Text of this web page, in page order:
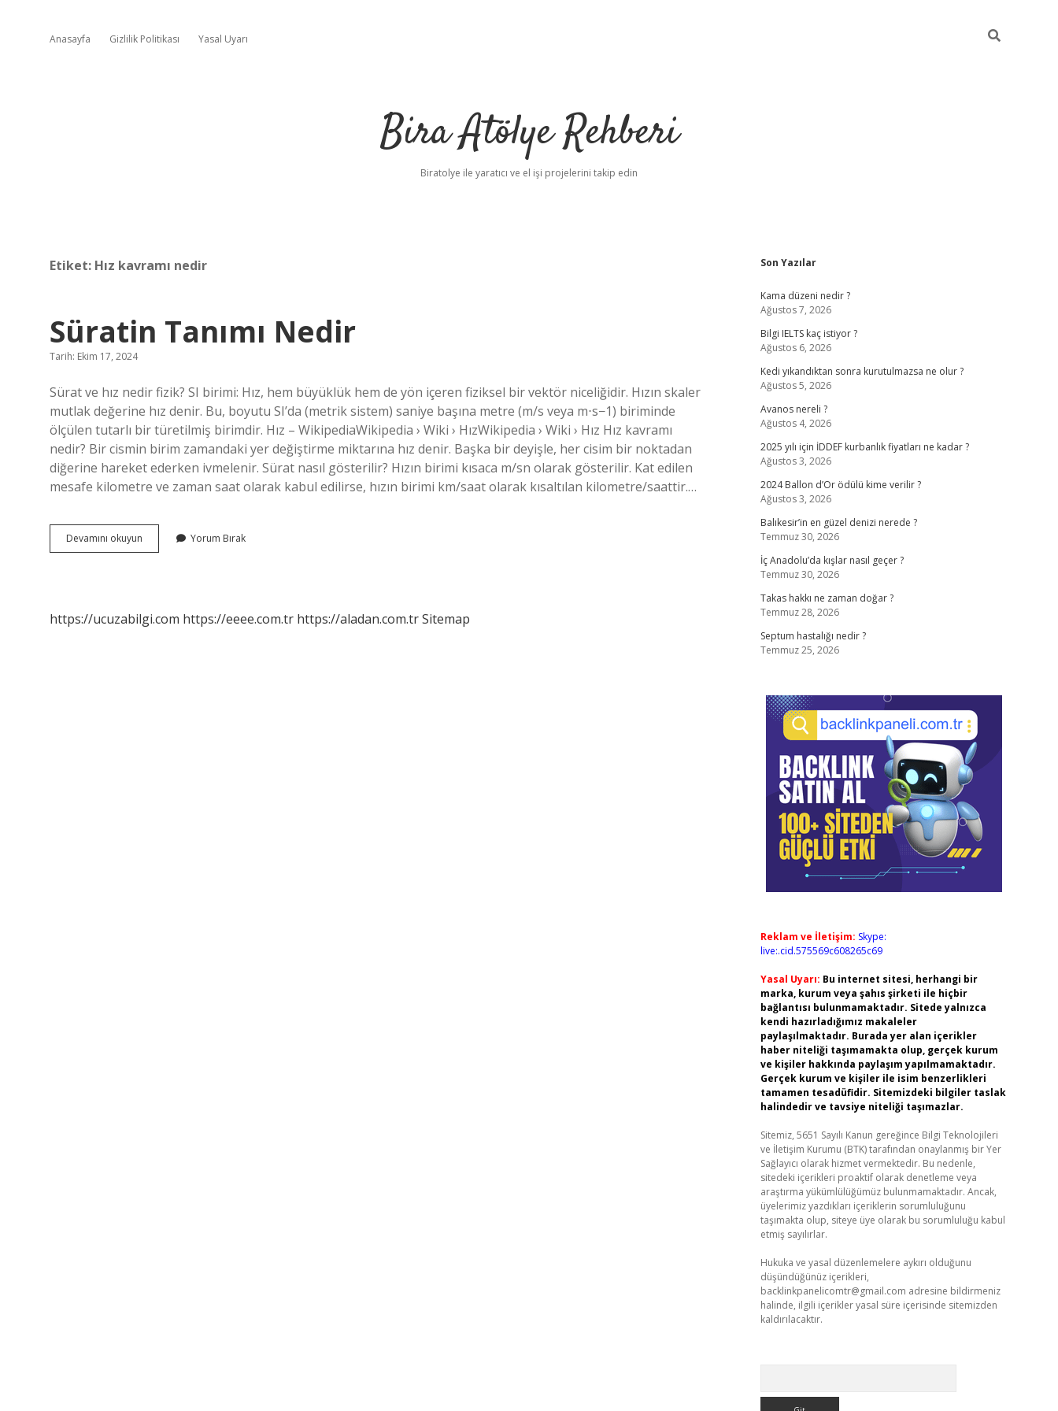
Anasayfa Gizlilik Politikası Yasal Uyarı
Bira Atölye Rehberi
Biratolye ile yaratıcı ve el işi projelerini takip edin
Etiket: Hız kavramı nedir
Süratin Tanımı Nedir
Tarih: Ekim 17, 2024
Sürat ve hız nedir fizik? SI birimi: Hız, hem büyüklük hem de yön içeren fiziksel bir vektör niceliğidir. Hızın skaler
mutlak değerine hız denir. Bu, boyutu SI’da (metrik sistem) saniye başına metre (m/s veya m⋅s−1) biriminde
ölçülen tutarlı bir türetilmiş birimdir. Hız – WikipediaWikipedia › Wiki › HızWikipedia › Wiki › Hız Hız kavramı
nedir? Bir cismin birim zamandaki yer değiştirme miktarına hız denir. Başka bir deyişle, her cisim bir noktadan
diğerine hareket ederken ivmelenir. Sürat nasıl gösterilir? Hızın birimi kısaca m/sn olarak gösterilir. Kat edilen
mesafe kilometre ve zaman saat olarak kabul edilirse, hızın birimi km/saat olarak kısaltılan kilometre/saattir.…
Devamını okuyun
Tanımı
Yorum Bırak
https://ucuzabilgi.com https://eeee.com.tr https://aladan.com.trSitemap
Sidebar
Son Yazılar
Kama düzeni nedir ?
Ağustos 7, 2026
Bilgi IELTS kaç istiyor ?
Ağustos 6, 2026
Kedi yıkandıktan sonra kurutulmazsa ne olur ?
Ağustos 5, 2026
Avanos nereli ?
Ağustos 4, 2026
2025 yılı için İDDEF kurbanlık fiyatları ne kadar ?
Ağustos 3, 2026
2024 Ballon d’Or ödülü kime verilir ?
Ağustos 3, 2026
Balıkesir’in en güzel denizi nerede ?
Temmuz 30, 2026
İç Anadolu’da kışlar nasıl geçer ?
Temmuz 30, 2026
Takas hakkı ne zaman doğar ?
Temmuz 28, 2026
Septum hastalığı nedir ?
Temmuz 25, 2026
Reklam ve İletişim: Skype:
live:.cid.575569c608265c69
Yasal Uyarı: Bu internet sitesi, herhangi bir
marka, kurum veya şahıs şirketi ile hiçbir
bağlantısı bulunmamaktadır. Sitede yalnızca
kendi hazırladığımız makaleler
paylaşılmaktadır. Burada yer alan içerikler
haber niteliği taşımamakta olup, gerçek kurum
ve kişiler hakkında paylaşım yapılmamaktadır.
Gerçek kurum ve kişiler ile isim benzerlikleri
tamamen tesadüfidir. Sitemizdeki bilgiler taslak
halindedir ve tavsiye niteliği taşımazlar.
Sitemiz, 5651 Sayılı Kanun gereğince Bilgi Teknolojileri
ve İletişim Kurumu (BTK) tarafından onaylanmış bir Yer
Sağlayıcı olarak hizmet vermektedir. Bu nedenle,
sitedeki içerikleri proaktif olarak denetleme veya
araştırma yükümlülüğümüz bulunmamaktadır. Ancak,
üyelerimiz yazdıkları içeriklerin sorumluluğunu
taşımakta olup, siteye üye olarak bu sorumluluğu kabul
etmiş sayılırlar.
Hukuka ve yasal düzenlemelere aykırı olduğunu
düşündüğünüz içerikleri,
backlinkpanelicomtr@gmail.com adresine bildirmeniz
halinde, ilgili içerikler yasal süre içerisinde sitemizden
kaldırılacaktır.
ilbetbetci